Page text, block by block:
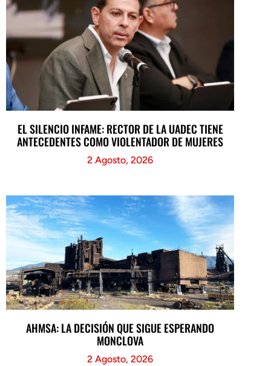
EL SILENCIO INFAME: RECTOR DE LA UADEC TIENE
ANTECEDENTES COMO VIOLENTADOR DE MUJERES
2 Agosto, 2026
AHMSA: LA DECISIÓN QUE SIGUE ESPERANDO
MONCLOVA
2 Agosto, 2026